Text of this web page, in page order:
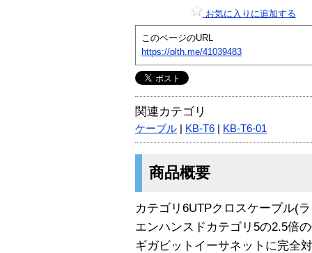
お気に入りに追加する
このページのURL
https://plth.me/41039483
関連カテゴリ
ケーブル KB-T6 KB-T6-01
商品概要
カテゴリ6UTPクロスケーブル(
エンハンスドカテゴリ5の2.5倍
ギガビットイーサネットに完全